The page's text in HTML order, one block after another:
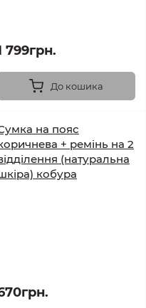
799грн.
До кошика
на пояс
+ ремінь на 2
(натуральна
кобура